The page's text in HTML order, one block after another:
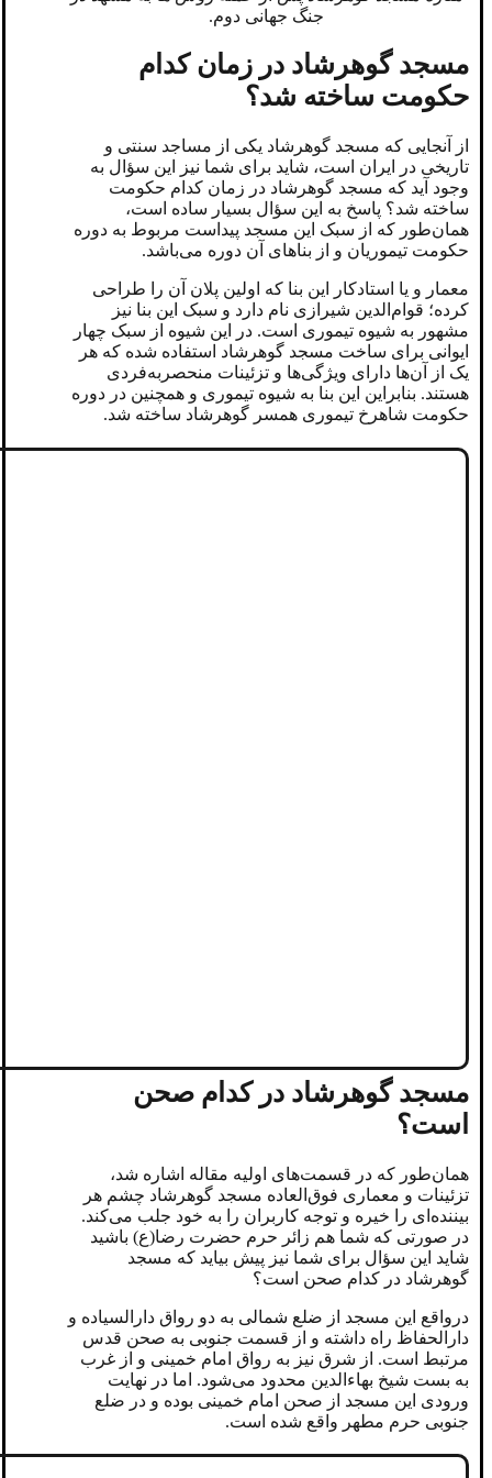
جنگ جهانی دوم.
مسجد گوهرشاد در زمان کدام
حکومت ساخته شد؟
از آنجایی که مسجد گوهرشاد یکی از مساجد سنتی و
تاریخی در ایران است، شاید برای شما نیز این سؤال به
وجود آید که مسجد گوهرشاد در زمان کدام حکومت
ساخته شد؟ پاسخ به این سؤال بسیار ساده است،
همان‌طور که از سبک این مسجد پیداست مربوط به دوره
حکومت تیموریان و از بناهای آن دوره می‌باشد.
معمار و یا استادکار این بنا که اولین پلان آن را طراحی
کرده؛ قوام‌الدین شیرازی نام دارد و سبک این بنا نیز
مشهور به شیوه تیموری است. در این شیوه از سبک چهار
ایوانی برای ساخت مسجد گوهرشاد استفاده شده که هر
یک از آن‌ها دارای ویژگی‌ها و تزئینات منحصر‌به‌فردی
هستند. بنابراین این بنا به شیوه تیموری و همچنین در دوره
حکومت شاهرخ تیموری همسر گوهرشاد ساخته شد.
مسجد گوهرشاد در کدام صحن
است؟
همان‌طور که در قسمت‌های اولیه مقاله اشاره شد،
تزئینات و معماری فوق‌العاده مسجد گوهرشاد چشم هر
بیننده‌ای را خیره و توجه کاربران را به خود جلب می‌کند.
در صورتی که شما هم زائر حرم حضرت رضا(ع) باشید
شاید این سؤال برای شما نیز پیش بیاید که مسجد
گوهرشاد در کدام صحن است؟
درواقع این مسجد از ضلع شمالی به دو رواق دارالسیاده و
دارالحفاظ راه داشته و از قسمت جنوبی به صحن قدس
مرتبط است. از شرق نیز به رواق امام خمینی و از غرب
به بست شیخ بهاءالدین محدود می‌شود. اما در نهایت
ورودی این مسجد از صحن امام خمینی بوده و در ضلع
جنوبی حرم مطهر واقع شده است.